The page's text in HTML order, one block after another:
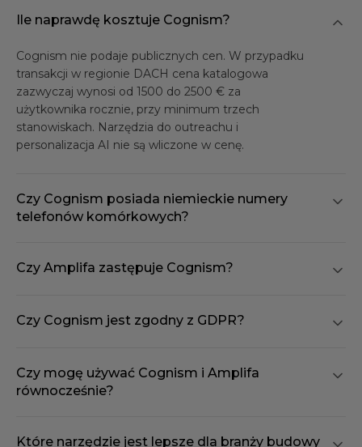
Ile naprawdę kosztuje Cognism?
Cognism nie podaje publicznych cen. W przypadku
transakcji w regionie DACH cena katalogowa
zazwyczaj wynosi od 1500 do 2500 € za
użytkownika rocznie, przy minimum trzech
stanowiskach. Narzędzia do outreachu i
personalizacja AI nie są wliczone w cenę.
Czy Cognism posiada niemieckie numery
telefonów komórkowych?
Czy Amplifa zastępuje Cognism?
Czy Cognism jest zgodny z GDPR?
Czy mogę używać Cognism i Amplifa
równocześnie?
Które narzędzie jest lepsze dla branży budowy